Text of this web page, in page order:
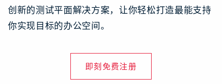
创新的测试平面解决方案，让你轻松打造最能支持
你实现目标的办公空间。
即刻免费注册